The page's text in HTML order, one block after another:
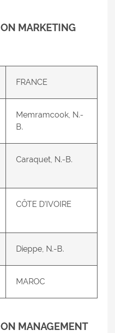
MARKETING
FRANCE
Memramcook, N.-
B.
Caraquet, N.-B.
CÔTE D’IVOIRE
Dieppe, N.-B.
MAROC
MANAGEMENT